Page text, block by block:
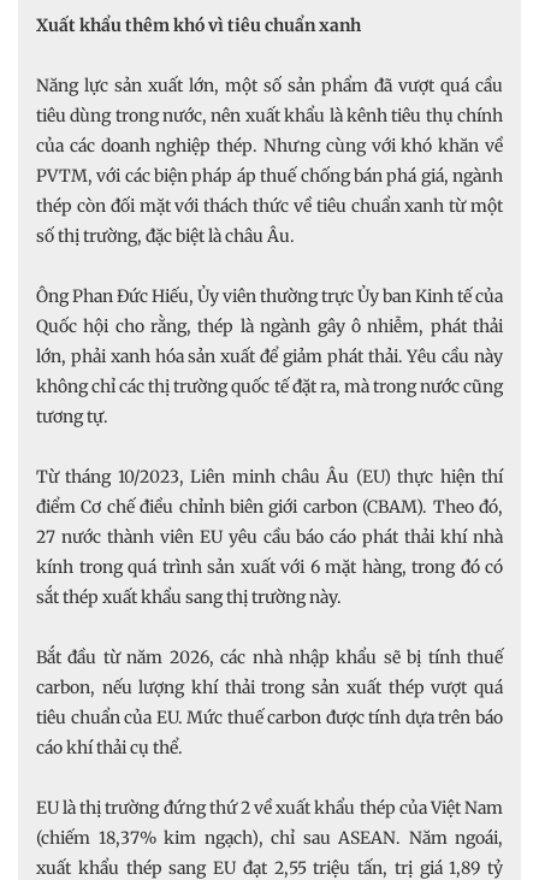
Xuất khẩu thêm khó vì tiêu chuẩn xanh
Năng lực sản xuất lớn, một số sản phẩm đã vượt quá cầu
tiêu dùng trong nước, nên xuất khẩu là kênh tiêu thụ chính
của các doanh nghiệp thép. Nhưng cùng với khó khăn về
PVTM, với các biện pháp áp thuế chống bán phá giá, ngành
thép còn đối mặt với thách thức về tiêu chuẩn xanh từ một
số thị trường, đặc biệt là châu Âu.
Ông Phan Đức Hiếu, Ủy viên thường trực Ủy ban Kinh tế của
Quốc hội cho rằng, thép là ngành gây ô nhiễm, phát thải
lớn, phải xanh hóa sản xuất để giảm phát thải. Yêu cầu này
không chỉ các thị trường quốc tế đặt ra, mà trong nước cũng
tương tự.
Từ tháng 10/2023, Liên minh châu Âu (EU) thực hiện thí
điểm Cơ chế điều chỉnh biên giới carbon (CBAM). Theo đó,
27 nước thành viên EU yêu cầu báo cáo phát thải khí nhà
kính trong quá trình sản xuất với 6 mặt hàng, trong đó có
sắt thép xuất khẩu sang thị trường này.
Bắt đầu từ năm 2026, các nhà nhập khẩu sẽ bị tính thuế
carbon, nếu lượng khí thải trong sản xuất thép vượt quá
tiêu chuẩn của EU. Mức thuế carbon được tính dựa trên báo
cáo khí thải cụ thể.
EU là thị trường đứng thứ 2 về xuất khẩu thép của Việt Nam
(chiếm 18,37% kim ngạch), chỉ sau ASEAN. Năm ngoái,
xuất khẩu thép sang EU đạt 2,55 triệu tấn, trị giá 1,89 tỷ